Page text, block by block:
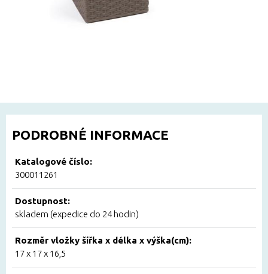
PODROBNÉ INFORMACE
Katalogové číslo:
300011261
Dostupnost:
skladem (expedice do 24 hodin)
Rozměr vložky šířka x délka x výška(cm):
17 x 17 x 16,5